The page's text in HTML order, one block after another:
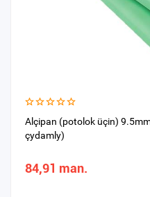
Alçipan (potolok üçin)
çydamly)
84,91 man.